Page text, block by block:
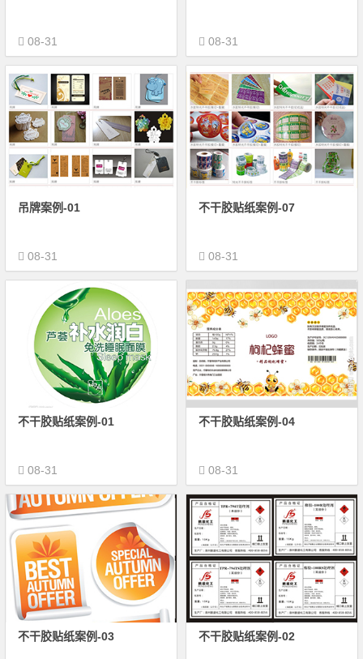
08-31 08-31
吊牌案例-01
08-31
不干胶贴纸案例-07
08-31
不干胶贴纸案例-01
08-31
不干胶贴纸案例-04
08-31
不干胶贴纸案例-03 不干胶贴纸案例-02